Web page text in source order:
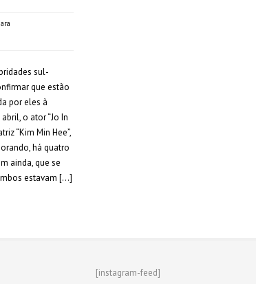
sul-
que estão
por eles à
o ator “Jo In
“Kim Min Hee”,
há quatro
ainda, que se
estavam […]
[instagram-feed]